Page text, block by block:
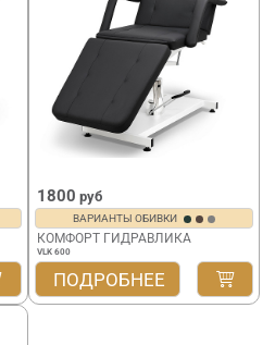
1800 руб
ВАРИАНТЫ ОБИВКИ
КОМФОРТ ГИДРАВЛИКА
VLK 600
ПОДРОБНЕЕ